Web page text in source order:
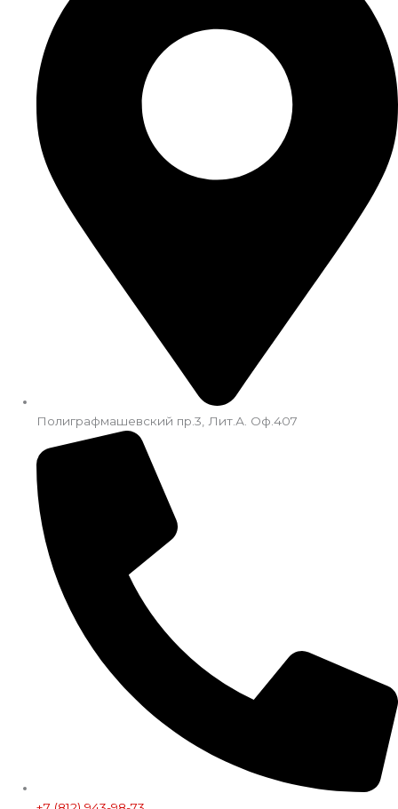
Полиграфмашевский пр.3, Лит.А. Оф.407